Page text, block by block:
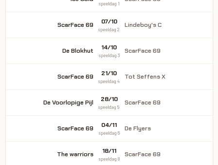
speeldag 1
ScarFace 69 07/10
speeldag 2
Lindeboy's C
De Blokhut 14/10
speeldag 3
ScarFace 69
ScarFace 69 21/10
speeldag 4
Tot Seffens X
De Voorlopige Pijl 28/10
speeldag 5
ScarFace 69
ScarFace 69 04/11
speeldag 6
De Flyers
The warriors 18/11
speeldag 8
ScarFace 69